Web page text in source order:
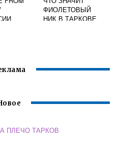
ФИОЛЕТОВЫЙ
НИК В ТАРКОВЕ
ПЛЕЧО ТАРКОВ